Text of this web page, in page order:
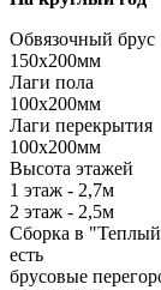
Обвязочный брус
150х200мм
Лаги пола
100х200мм
Лаги перекрытия
100х200мм
Высота этажей
1 этаж - 2,7м
2 этаж - 2,5м
Сборка в
есть
брусовые